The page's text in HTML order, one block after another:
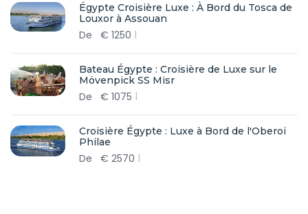
Égypte Croisière Luxe : À Bord du Tosca de
Louxor à Assouan
De € 1250
Bateau Égypte : Croisière de Luxe sur le
Mövenpick SS Misr
De € 1075
Croisière Égypte : Luxe à Bord de l'Oberoi
Philae
De € 2570